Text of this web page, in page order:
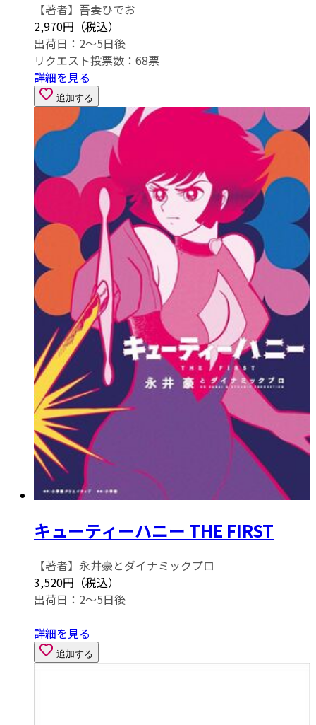
【著者】吾妻ひでお
2,970円（税込）
出荷日：2～5日後
リクエスト投票数： 68票
詳細を見る
追加する
キューティーハニー THE FIRST
【著者】永井豪とダイナミックプロ
3,520円（税込）
出荷日：2～5日後
詳細を見る
追加する